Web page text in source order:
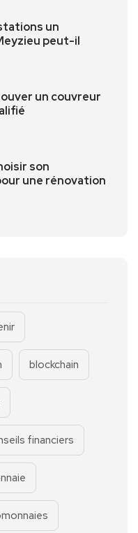
un
peut-il
un couvreur
son
une rénovation
blockchain
financiers